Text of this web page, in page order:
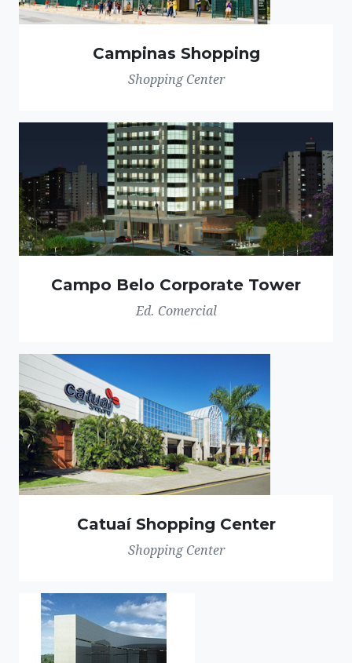
Campinas Shopping
Shopping Center
Campo Belo Corporate Tower
Ed. Comercial
Catuaí Shopping Center
Shopping Center